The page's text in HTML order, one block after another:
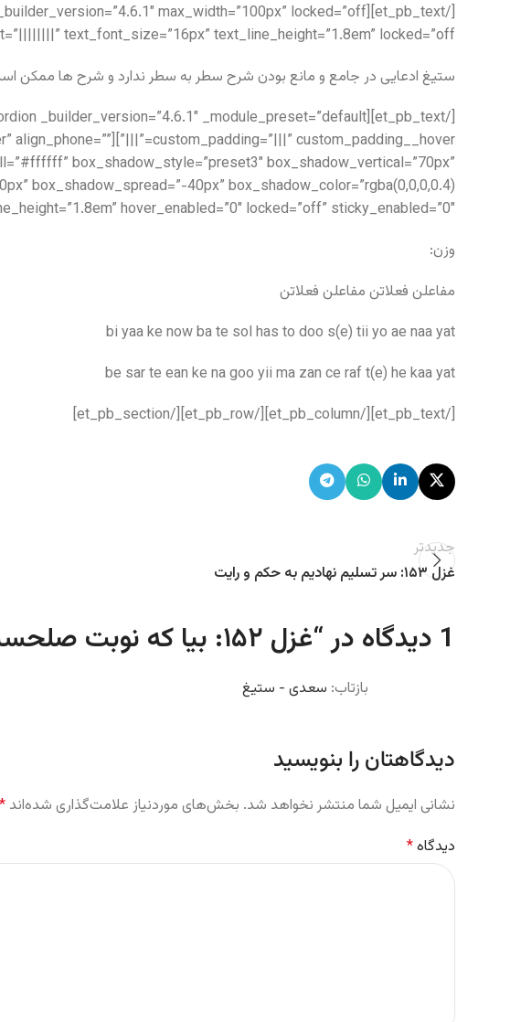
text_font_size=”16px” text_line_height=”1.8em” locked=”off”]
ستیغ ادعایی در جامع و مانع بودن شرح سطر به سطر ندارد و شرح ها ممکن
align_phone=””
box_shadow_style=”preset3″ box_shadow_vertical=”70px”
hover_enabled=”0″ locked=”off” sticky_enabled=”0″]
وزن:
مفاعلن فعلاتن مفاعلن فعلاتن
bi yaa ke now ba te sol has to doo s(e) tii yo ae naa yat
be sar te ean ke na goo yii ma zan ce raf t(e) he kaa yat
[/et_pb_text][/et_pb_column][/et_pb_row][/et_pb_section]
جدیدتر
غزل ۱۵۳: سر تسلیم نهادیم به حکم و رایت
1 دیدگاه در “ غزل ۱۵۲: بیا که نوبت صلحست و دوستی و عنایت
بازتاب: سعدی - ستیغ
دیدگاهتان را بنویسید
نشانی ایمیل شما منتشر نخواهد شد. بخش‌های موردنیاز علامت‌گذاری شده‌اند *
دیدگاه*